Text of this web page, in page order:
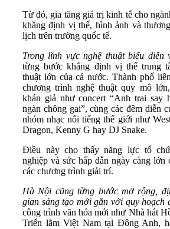
Từ đó, gia tăng giá trị kinh tế cho
khẳng định vị thế, hình ảnh và
lịch trên trường quốc tế.
Trong lĩnh vực nghệ thuật biểu diễn
từng bước khẳng định vị thế trung
thuật lớn của cả nước. Thành phố
chương trình nghệ thuật quy mô
khán giả như concert “Anh trai say
ngàn chông gai”, cùng các đêm diễn
nhóm nhạc nổi tiếng thế giới như
Dragon, Kenny G hay DJ Snake.
Điều này cho thấy năng lực tổ
nghiệp và sức hấp dẫn ngày càng
các chương trình giải trí.
Hà Nội cũng từng bước mởrộng,
gian sáng tạo mới gắn với quy hoạch
công trình văn hóa mới như Nhà hát
Triển lãm Việt Nam tại Đông Anh,